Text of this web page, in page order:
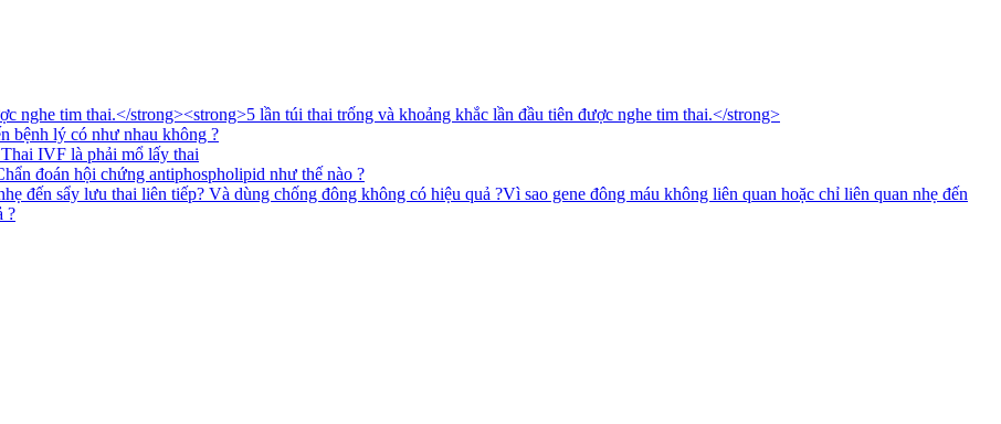
<strong>5 lần túi thai trống và khoảng khắc lần đầu tiên được nghe tim thai.</strong>
bệnh lý có như nhau không ?
IVF là phải mổ lấy thai
đoán hội chứng antiphospholipid như thế nào ?
Vì sao gene đông máu không liên quan hoặc chỉ liên quan nhẹ đến
?